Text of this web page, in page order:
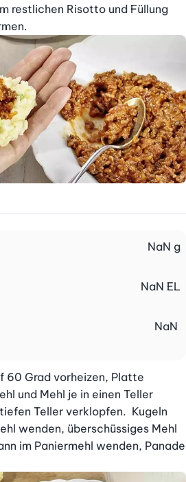
restlichen Risotto und Füllung
NaN g
NaN EL
NaN
60 Grad vorheizen, Platte
und Mehl je in einen Teller
Teller verklopfen.  Kugeln
wenden, überschüssiges Mehl
im Paniermehl wenden, Panade